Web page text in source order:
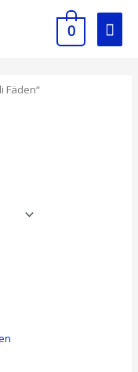
0
Fäden“